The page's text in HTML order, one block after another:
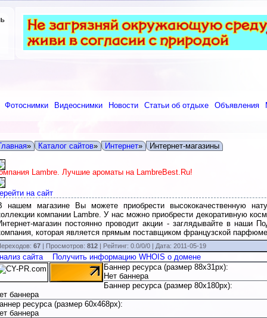
Фотоснимки Видеоснимки Новости Статьи об отдыхе Объявления
» Каталог сайтов» Интернет» Интернет-магазины
Lambre. Лучшие ароматы на LambreBest.Ru!
на сайт
нашем магазине Вы можете приобрести высококачественную
компании Lambre. У нас можно приобрести декоративную
магазин постоянно проводит акции - заглядывайте в наши
которая является прямым поставщиком французской
67| Просмотров: 812| Рейтинг: 0.0/0/0 | Дата: 2011-05-19
сайта
Получить информацию WHOIS о домене
Баннер ресурса (размер 88x31px):
Нет баннера
Баннер ресурса (размер 80x180px):
баннера
ресурса (размер 60x468px):
баннера